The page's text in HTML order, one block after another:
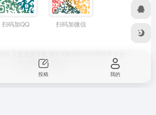
扫码加QQ 扫码加微信
OneNav强力驱动
投稿 我的